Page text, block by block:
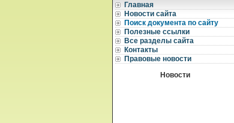
Главная
Новости сайта
Поиск документа по сайту
Полезные ссылки
Все разделы сайта
Контакты
Правовые новости
Новости